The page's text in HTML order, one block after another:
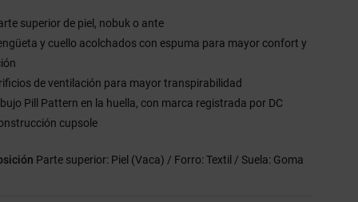
superior de piel, nobuk o ante
y cuello acolchados con espuma para mayor confort y
de ventilación para mayor transpirabilidad
Pill Pattern en la huella, con marca registrada por DC
cupsole
Parte superior: Piel (Vaca) / Forro: Textil / Suela: Goma